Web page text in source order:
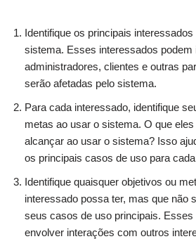
Identifique os principais
sistema. Esses interessados podem
administradores, clientes e outras
serão afetadas pelo sistema.
Para cada interessado, identifique
metas ao usar o sistema. O que
alcançar ao usar o sistema? Isso
os principais casos de uso para
Identifique quaisquer objetivos ou
interessado possa ter, mas que não
seus casos de uso principais. Esses
envolver interações com outros